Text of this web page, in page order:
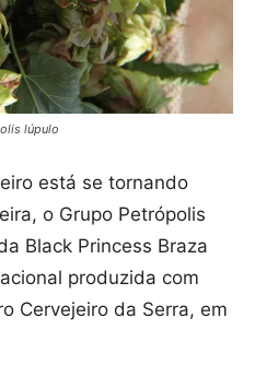
lúpulo
está se tornando
o Grupo Petrópolis
Black Princess Braza
produzida com
Cervejeiro da Serra, em